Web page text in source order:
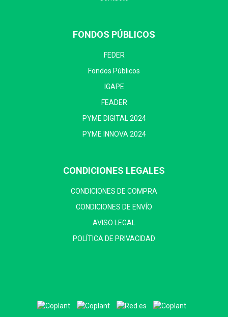
FONDOS PÚBLICOS
FEDER
Fondos Públicos
IGAPE
FEADER
PYME DIGITAL 2024
PYME INNOVA 2024
CONDICIONES LEGALES
CONDICIONES DE COMPRA
CONDICIONES DE ENVÍO
AVISO LEGAL
POLÍTICA DE PRIVACIDAD